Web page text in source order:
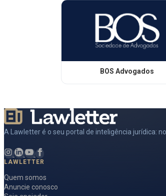
BOS Advogados
A Lawletter é o seu portal de inteligência jurídica:
LAWLETTER
Quem somos
Anuncie conosco